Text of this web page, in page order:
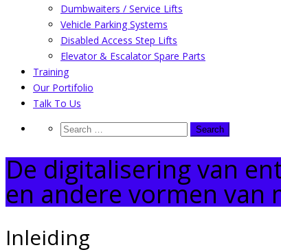
Dumbwaiters / Service Lifts
Vehicle Parking Systems
Disabled Access Step Lifts
Elevator & Escalator Spare Parts
Training
Our Portifolio
Talk To Us
De digitalisering van
en andere vormen van
Inleiding